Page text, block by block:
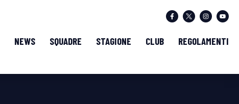
NEWS SQUADRE STAGIONE CLUB REGOLAMENTI